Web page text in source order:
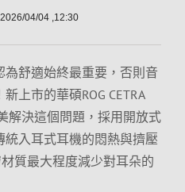
04/04 ,12:30
舒適始終最重要，否則音
上市的華碩ROG CETRA
解決這個問題，採用開放式
入耳式耳機的悶熱與擠壓
質最大程度減少對耳朵的